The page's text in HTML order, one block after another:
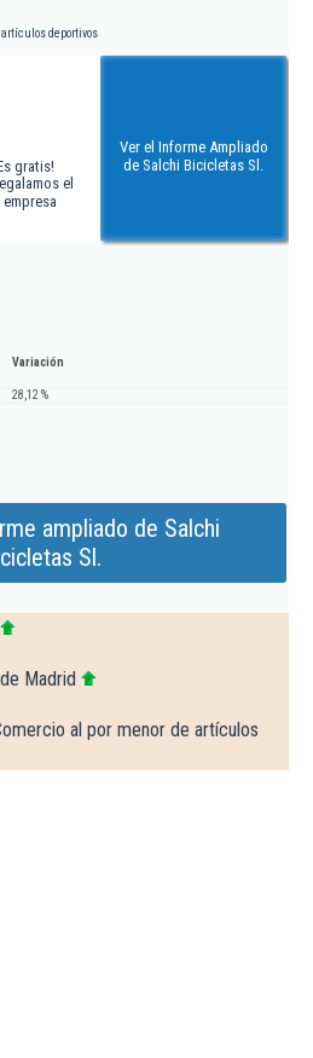
deportivos
gratis!
el
Ver el Informe Ampliado
de Salchi Bicicletas Sl.
Variación
28,12 %
ampliado de Salchi
Sl.
Madrid
al por menor de artículos